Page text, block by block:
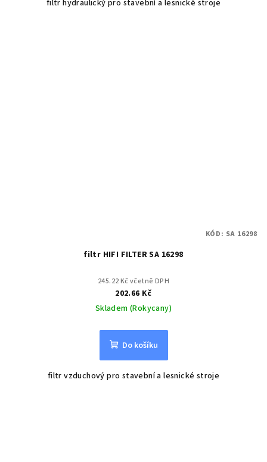
filtr hydraulický pro stavební a lesnické stroje
filtr HIFI FILTER SA 16298
245.22 Kč včetně DPH
202.66 Kč
Skladem (Rokycany)
Do košíku
filtr vzduchový pro stavební a lesnické stroje
KÓD: SA 16298